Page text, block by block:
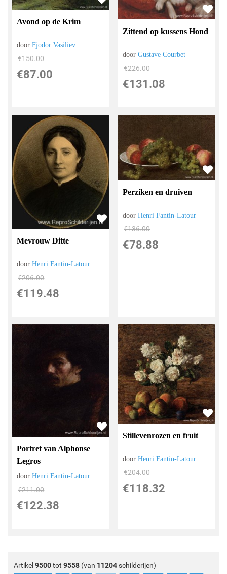
Avond op de Krim
doorFjodor Vasiliev
€150.00
€87.00
Zittend op kussens Hond
doorGustave Courbet
€226.00
€131.08
Mevrouw Ditte
doorHenri Fantin-Latour
€206.00
€119.48
Perziken en druiven
doorHenri Fantin-Latour
€136.00
€78.88
Portret van Alphonse
Legros
doorHenri Fantin-Latour
€211.00
€122.38
Stillevenrozen en fruit
doorHenri Fantin-Latour
€204.00
€118.32
Artikel9500tot 9558 (van 11204schilderijen)